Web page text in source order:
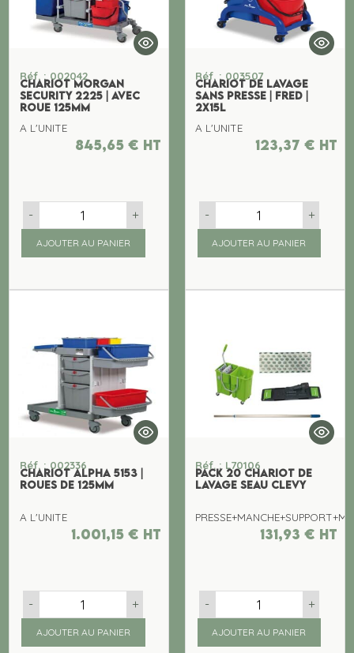
Réf. : 002042
CHARIOT MORGAN
SECURITY 2225 | AVEC
ROUE 125MM
A L'UNITE
845,65 € ht
- +
AJOUTER AU PANIER
Réf. : 003507
CHARIOT DE LAVAGE
SANS PRESSE | FRED |
2x15L
A L'UNITE
123,37 € ht
- +
AJOUTER AU PANIER
Réf. : 002336
CHARIOT ALPHA 5153 |
ROUES DE 125MM
A L'UNITE
1.001,15 € ht
- +
AJOUTER AU PANIER
Réf. : L70106
PACK 20 CHARIOT DE
LAVAGE SEAU CLEVY
131,93 € ht
- +
AJOUTER AU PANIER